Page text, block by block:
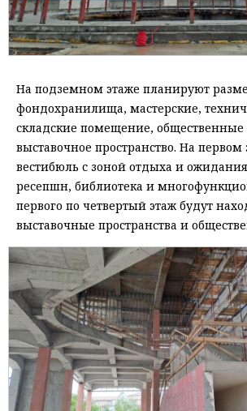
На подземном этаже планируют
фондохранилища, мастерские,
складские помещение,
выставочное пространство. На первом
вестибюль с зоной отдыха и
ресепшн, библиотека и
первого по четвертый этаж будут
выставочные пространства и